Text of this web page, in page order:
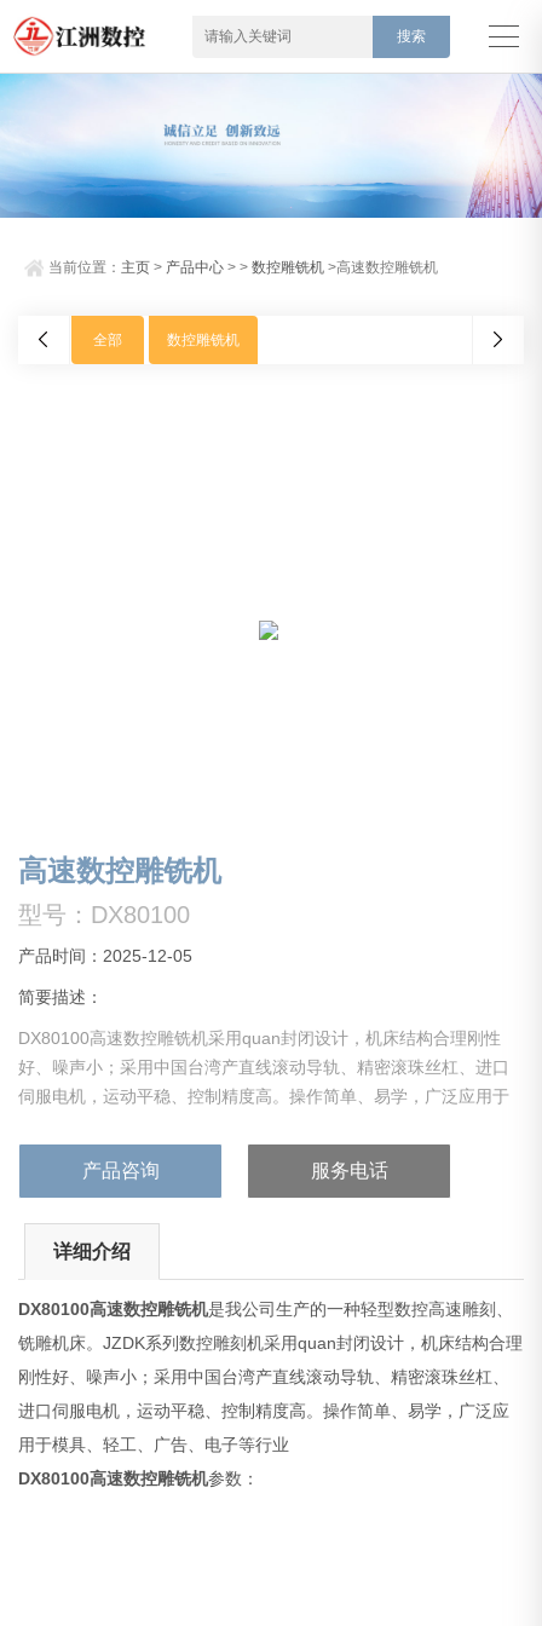
当前位置： 主页 > 产品中心 > >数控雕铣机 >高速数控雕铣机
全部 数控雕铣机
高速数控雕铣机
型号：DX80100
产品时间：2025-12-05
简要描述：
DX80100高速数控雕铣机采用quan封闭设计，机床结构合理刚性
好、噪声小；采用中国台湾产直线滚动导轨、精密滚珠丝杠、进口
伺服电机，运动平稳、控制精度高。操作简单、易学，广泛应用于
产品咨询 服务电话
详细介绍
DX80100高速数控雕铣机是我公司生产的一种轻型数控高速雕刻、
铣雕机床。JZDK系列数控雕刻机采用quan封闭设计，机床结构合理
刚性好、噪声小；采用中国台湾产直线滚动导轨、精密滚珠丝杠、
进口伺服电机，运动平稳、控制精度高。操作简单、易学，广泛应
用于模具、轻工、广告、电子等行业
DX80100高速数控雕铣机参数：